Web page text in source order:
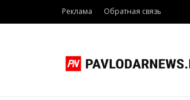
Реклама Обратная связь